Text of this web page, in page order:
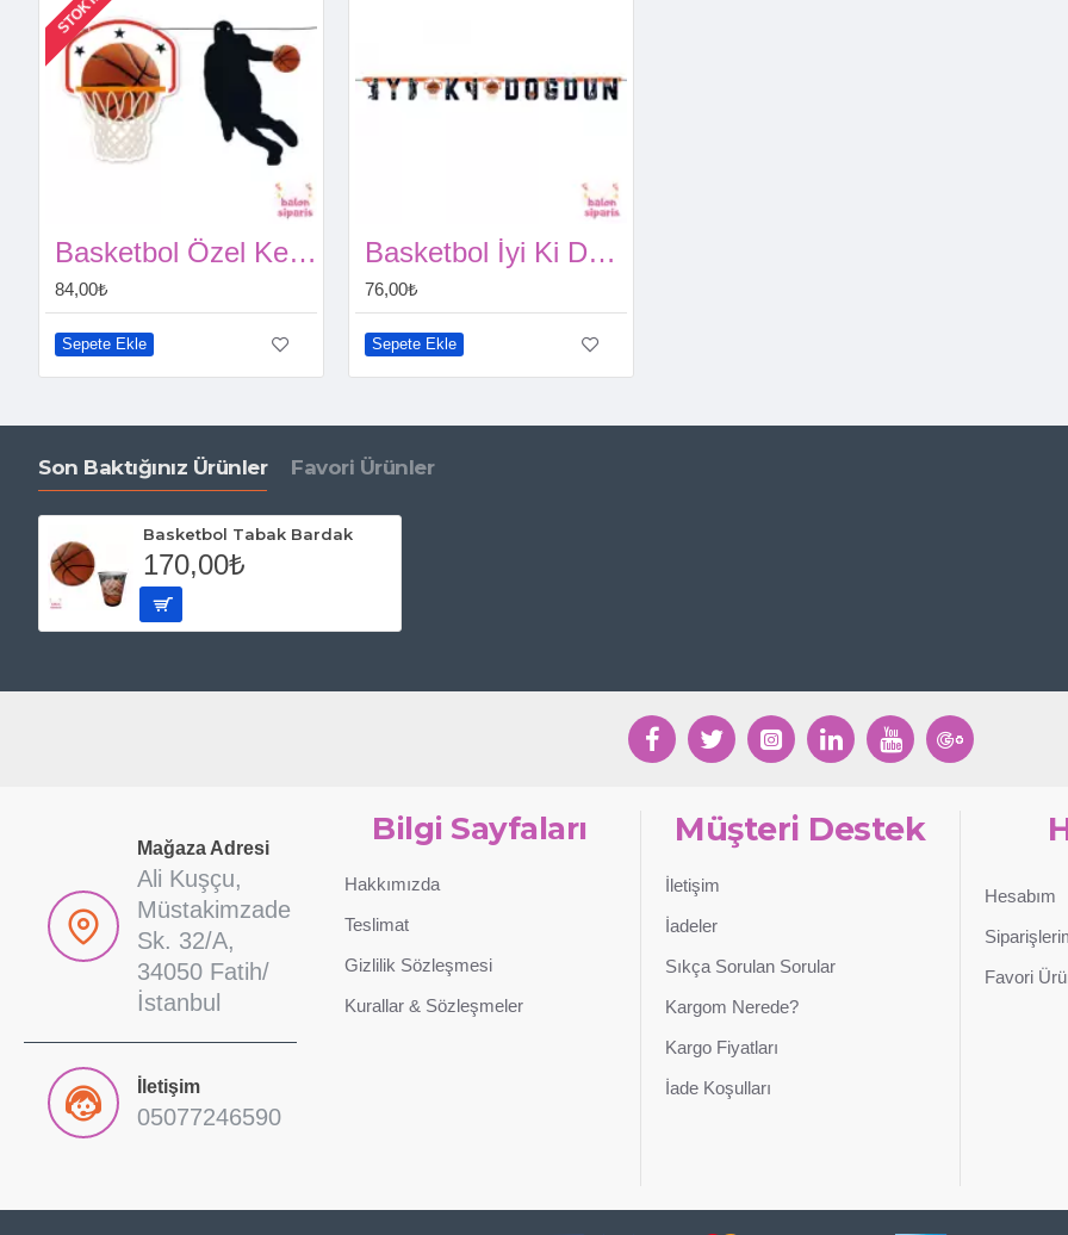
Basketbol Özel Kesim Flama
84,00₺
Sepete Ekle
Basketbol İyi Ki Doğdun Uzar Yazı Banner
76,00₺
Sepete Ekle
Son Baktığınız Ürünler Favori Ürünler
Basketbol Tabak Bardak
170,00₺
Mağaza Adresi
Ali Kuşçu,
Müstakimzade
Sk. 32/A,
34050 Fatih/
İstanbul
İletişim
05077246590
Bilgi Sayfaları
Hakkımızda
Teslimat
Gizlilik Sözleşmesi
Kurallar & Sözleşmeler
Müşteri Destek
İletişim
İadeler
Sıkça Sorulan Sorular
Kargom Nerede?
Kargo Fiyatları
İade Koşulları
Hesabım
Favori